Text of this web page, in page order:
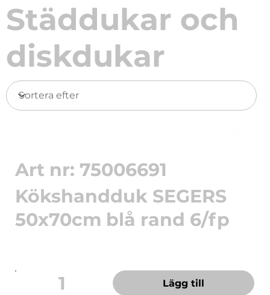
Städdukar och
diskdukar
1 Lägg till
Art nr: 75006691
Kökshandduk SEGERS
50x70cm blå rand 6/fp